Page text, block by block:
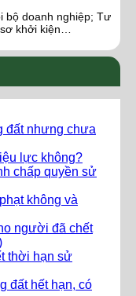
bộ doanh nghiệp; Tư
khởi kiện…
đất nhưng chưa
lực không?
chấp quyền sử
không và
người đã chết
thời hạn sử
đất hết hạn, có